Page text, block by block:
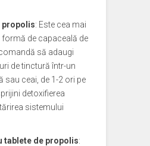
propolis: Este cea mai
de capaceală de
să adaugi
de tinctură într-un
sau ceai, de 1-2 ori pe
detoxifierea
sistemului
tablete de propolis: